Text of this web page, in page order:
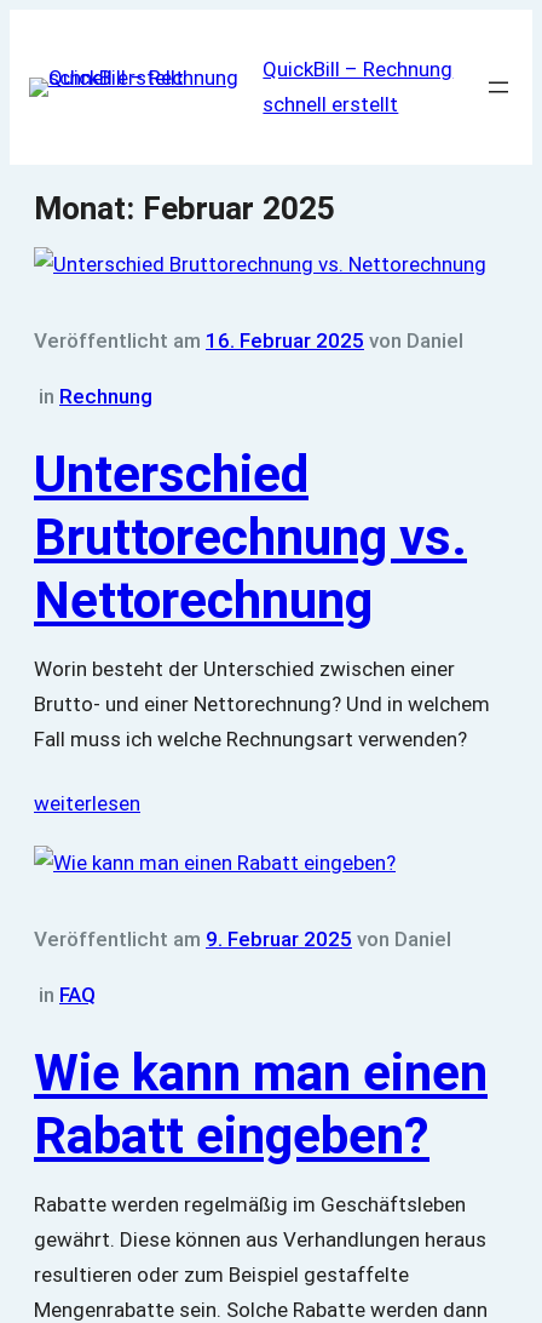
springen
QuickBill – Rechnung
schnell erstellt
Monat: Februar 2025
Veröffentlicht am 16. Februar 2025 von Daniel
in Rechnung
Unterschied
Bruttorechnung vs.
Nettorechnung
Worin besteht der Unterschied zwischen einer
Brutto- und einer Nettorechnung? Und in welchem
Fall muss ich welche Rechnungsart verwenden?
weiterlesen
Veröffentlicht am 9. Februar 2025 von Daniel
in FAQ
Wie kann man einen
Rabatt eingeben?
Rabatte werden regelmäßig im Geschäftsleben
gewährt. Diese können aus Verhandlungen heraus
resultieren oder zum Beispiel gestaffelte
Mengenrabatte sein. Solche Rabatte werden dann